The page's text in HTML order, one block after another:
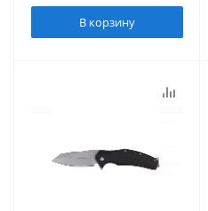
В корзину